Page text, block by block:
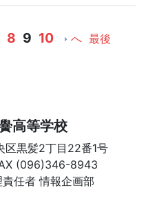
8 9 10 へ 最後
高等学校
黒髪2丁目22番1号
(096)346-8943
任者 情報企画部